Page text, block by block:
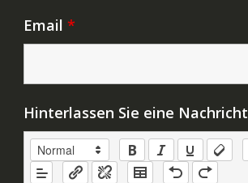
Email *
Hinterlassen Sie eine Nachricht